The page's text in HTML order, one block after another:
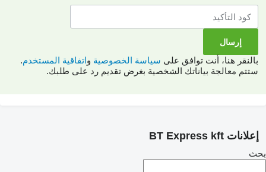
بالنقر هنا، أنت توافق على سياسة الخصوصية واتفاقية المستخدم.
ستتم معالجة بياناتك الشخصية بغرض تقديم رد على طلبك.
إعلانات BT Express kft
بحث